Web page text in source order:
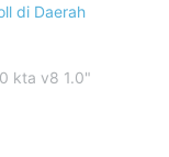
di Daerah
kta v8 1.0"